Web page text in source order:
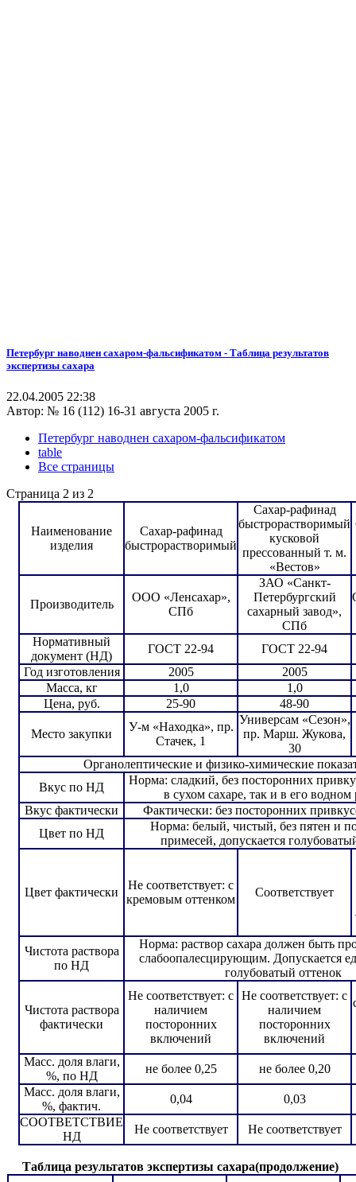
Петербург наводнен сахаром-фальсификатом - Таблица результатов
экспертизы сахара
22.04.2005 22:38
Автор: № 16 (112) 16-31 августа 2005 г.
Петербург наводнен сахаром-фальсификатом
table
Все страницы
Страница 2 из 2
Наименование
изделия
Сахар-рафинад
быстрорастворимый
Сахар-рафинад
быстрорастворимый
кусковой
прессованный т. м.
«Вестов»
Производитель
ООО «Ленсахар»,
СПб
ЗАО «Санкт-
Петербургский
сахарный завод»,
СПб
Нормативный
документ (НД)
ГОСТ 22-94
ГОСТ 22-94
Год изготовления
2005
2005
Масса, кг
1,0
1,0
Цена, руб.
25-90 48-90
Место закупки
У-м «Находка», пр.
Стачек, 1
Универсам «Сезон»,
пр. Марш. Жукова,
30
Органолептические и физико-химические
Вкус по НД
Норма: сладкий, без посторонних
в сухом сахаре, так и в его водном
Вкус фактически
Фактически: без посторонних
Цвет по НД
Норма: белый, чистый, без пятен и
примесей, допускается
Цвет фактически
Не соответствует: с
кремовым оттенком
Соответствует
Чистота раствора
по НД
Норма: раствор сахара должен быть
слабоопалесцирующим. Допускается
голубоватый оттенок
Чистота раствора
фактически
Не соответствует: с
наличием
посторонних
включений
Не соответствует: с
наличием
посторонних
включений
Масс. доля влаги,
%, по НД
не более 0,25
не более 0,20
Масс. доля влаги,
%, фактич.
0,04
0,03
СООТВЕТСТВИЕ
НД
Не соответствует Не соответствует
Таблица результатов экспертизы сахара(продолжение)